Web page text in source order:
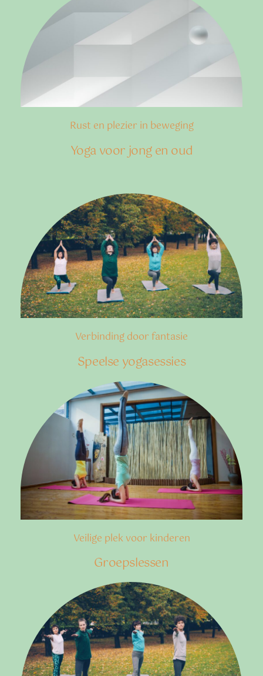
Rust en plezier in beweging
Yoga voor jong en oud
Verbinding door fantasie
Speelse yogasessies
Veilige plek voor kinderen
Groepslessen